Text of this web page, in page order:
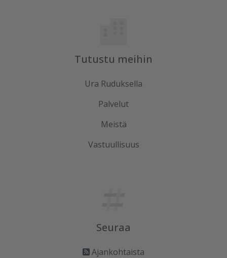
Tutustu meihin
Ura Ruduksella
Palvelut
Meistä
Vastuullisuus
Seuraa
Ajankohtaista